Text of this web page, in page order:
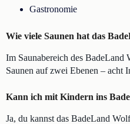
Gastronomie
Wie viele Saunen hat das
Im Saunabereich des BadeLand
Saunen auf zwei Ebenen – acht
Kann ich mit Kindern ins
Ja, du kannst das BadeLand